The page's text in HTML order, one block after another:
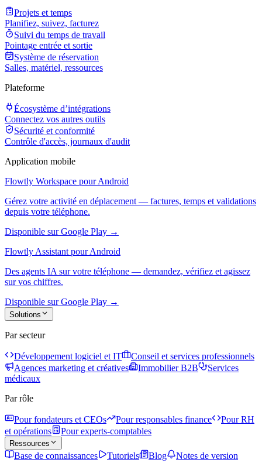
Projets et temps
Planifiez, suivez, facturez
Suivi du temps de travail
Pointage entrée et sortie
Système de réservation
Salles, matériel, ressources
Plateforme
Écosystème d’intégrations
Connectez vos autres outils
Sécurité et conformité
Contrôle d'accès, journaux d'audit
Application mobile
Flowtly Workspace pour Android
Gérez votre activité en déplacement — factures, temps et validations
depuis votre téléphone.
Disponible sur Google Play →
Flowtly Assistant pour Android
Des agents IA sur votre téléphone — demandez, vérifiez et agissez
sur vos chiffres.
Disponible sur Google Play →
Solutions
Par secteur
Développement logiciel et IT
Conseil et services professionnels
Agences marketing et créatives
Immobilier B2B
Services
médicaux
Par rôle
Pour fondateurs et CEOs Pour responsables finance
Pour RH
et opérations
Pour experts-comptables
Ressources
Base de connaissances Tutoriels Blog
Notes de version